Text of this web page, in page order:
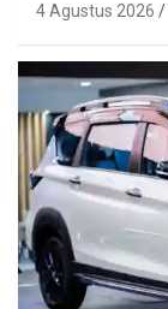
4 Agustus 2026